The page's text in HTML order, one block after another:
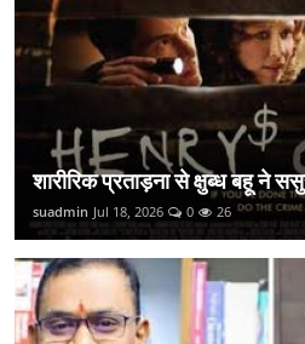
शारीरिक प्रताड़ना से क्षुब्ध बहू ने
suadmin Jul 18, 2026 0 26